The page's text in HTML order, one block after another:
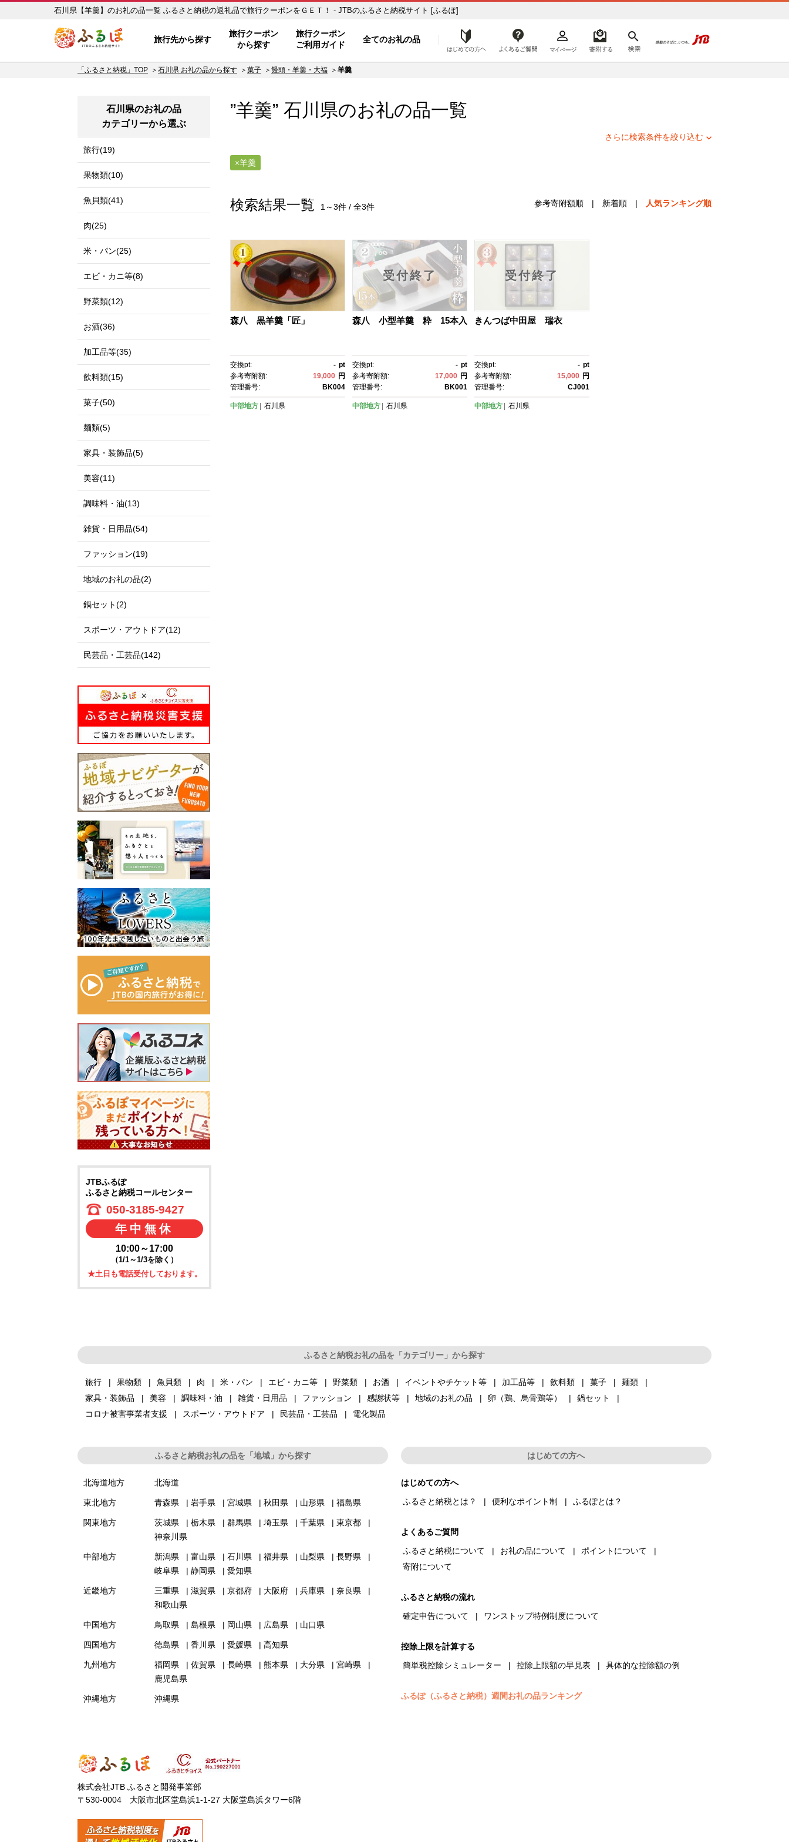
石川県【羊羹】のお礼の品一覧 ふるさと納税の返礼品で旅行クーポンをＧＥＴ！ - JTBのふるさと納税サイト [ふるぽ]
旅行先から探す
旅行クーポン
から探す
旅行クーポン
ご利用ガイド
全てのお礼の品 はじめての方へ
「ふるさと納税」TOP 石川県 お礼の品から探す 菓子 饅頭・羊羹・大福 羊羹
”羊羹” 石川県のお礼の品一覧
さらに検索条件を絞り込む
羊羹
検索結果一覧 1～3件 / 全3件 参考寄附額順 | 新着順 | 人気ランキング順
森八 黒羊羹「匠」
交換pt: - pt
参考寄附額:
19,000 円
管理番号:
BK004
中部地方 石川県
受付終了
森八 小型羊羹 粋 15本入
交換pt: - pt
参考寄附額:
17,000 円
管理番号:
BK001
中部地方 石川県
受付終了
きんつば中田屋 瑞衣
交換pt: - pt
参考寄附額:
15,000 円
管理番号:
CJ001
中部地方 石川県
石川県のお礼の品
カテゴリーから選ぶ
旅行(19)
果物類(10)
魚貝類(41)
肉(25)
米・パン(25)
エビ・カニ等(8)
野菜類(12)
お酒(36)
加工品等(35)
飲料類(15)
菓子(50)
麺類(5)
家具・装飾品(5)
美容(11)
調味料・油(13)
雑貨・日用品(54)
ファッション(19)
地域のお礼の品(2)
鍋セット(2)
スポーツ・アウトドア(12)
民芸品・工芸品(142)
JTBふるぽ
ふるさと納税コールセンター
050-3185-9427
年中無休
10:00～17:00
（1/1～1/3を除く）
★土日も電話受付しております。
ふるさと納税お礼の品を「カテゴリー」から探す
旅行 果物類 魚貝類 肉 米・パン エビ・カニ等 野菜類 お酒 イベントやチケット等 加工品等 飲料類 菓子
麺類
家具・装飾品
美容 調味料・油 雑貨・日用品 ファッション 感謝状等 地域のお礼の品 卵（鶏、烏骨鶏等）
鍋セット
コロナ被害事業者支援
スポーツ・アウトドア 民芸品・工芸品 電化製品
ふるさと納税お礼の品を「地域」から探す
北海道地方 北海道
東北地方 青森県 岩手県 宮城県 秋田県 山形県 福島県
関東地方 茨城県 栃木県 群馬県 埼玉県 千葉県
東京都
神奈川県
中部地方 新潟県 富山県 石川県 福井県 山梨県
長野県
岐阜県
静岡県 愛知県
近畿地方 三重県 滋賀県 京都府 大阪府 兵庫県
奈良県
和歌山県
中国地方 鳥取県 島根県 岡山県 広島県 山口県
四国地方 徳島県 香川県 愛媛県 高知県
九州地方 福岡県 佐賀県 長崎県 熊本県 大分県
宮崎県
鹿児島県
沖縄地方 沖縄県
はじめての方へ
はじめての方へ
ふるさと納税とは？
便利なポイント制 ふるぽとは？
よくあるご質問
ふるさと納税について
お礼の品について
ポイントについて
寄附について
ふるさと納税の流れ
確定申告について
ワンストップ特例制度について
控除上限を計算する
簡単税控除シミュレーター
控除上限額の早見表 具体的な控除額の例
ふるぽ（ふるさと納税）週間お礼の品ランキング
株式会社JTB ふるさと開発事業部
〒530-0004 大阪市北区堂島浜1-1-27 大阪堂島浜タワー6階